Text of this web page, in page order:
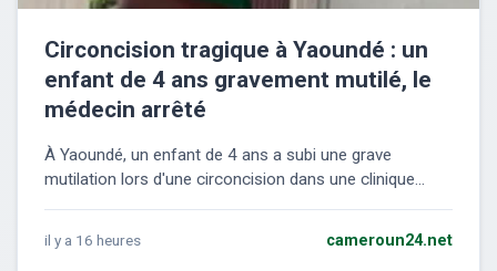
Circoncision tragique à Yaoundé : un
enfant de 4 ans gravement mutilé, le
médecin arrêté
À Yaoundé, un enfant de 4 ans a subi une grave
mutilation lors d'une circoncision dans une clinique...
il y a 16 heures cameroun24.net